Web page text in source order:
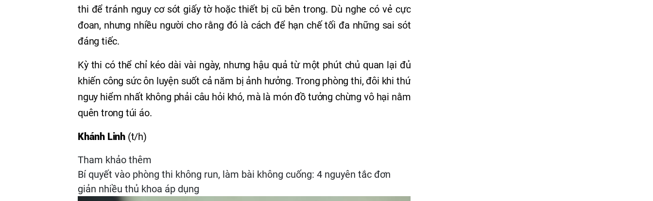
thi để tránh nguy cơ sót giấy tờ hoặc thiết bị cũ bên trong. Dù nghe có vẻ cực
đoan, nhưng nhiều người cho rằng đó là cách để hạn chế tối đa những sai sót
đáng tiếc.
Kỳ thi có thể chỉ kéo dài vài ngày, nhưng hậu quả từ một phút chủ quan lại đủ
khiến công sức ôn luyện suốt cả năm bị ảnh hưởng. Trong phòng thi, đôi khi thứ
nguy hiểm nhất không phải câu hỏi khó, mà là món đồ tưởng chừng vô hại nằm
quên trong túi áo.
Khánh Linh (t/h)
Tham khảo thêm
Bí quyết vào phòng thi không run, làm bài không cuống: 4 nguyên tắc đơn
giản nhiều thủ khoa áp dụng